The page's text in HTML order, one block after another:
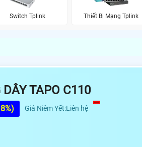
Switch Tplink Thiết Bị Mạng Tplink
TAPO C110
Giá Niêm Yết:Liên hệ